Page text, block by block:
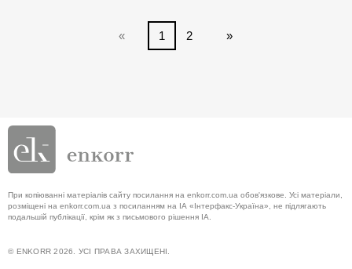
« 1 2 »
При копіюванні матеріалів сайту посилання на enkorr.com.ua обов'язкове. Усі матеріали,
розміщені на enkorr.com.ua з посиланням на ІА «Інтерфакс-Україна», не підлягають
подальшій публікації, крім як з письмового рішення ІА.
© ENKORR 2026. УСІ ПРАВА ЗАХИЩЕНІ.